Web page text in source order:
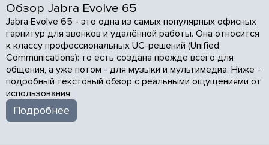
Обзор Jabra Evolve 65
Jabra Evolve 65 - это одна из самых популярных офисных
гарнитур для звонков и удалённой работы. Она относится
к классу профессиональных UC-решений (Unified
Communications): то есть создана прежде всего для
общения, а уже потом - для музыки и мультимедиа. Ниже -
подробный текстовый обзор с реальными ощущениями от
использования
Подробнее